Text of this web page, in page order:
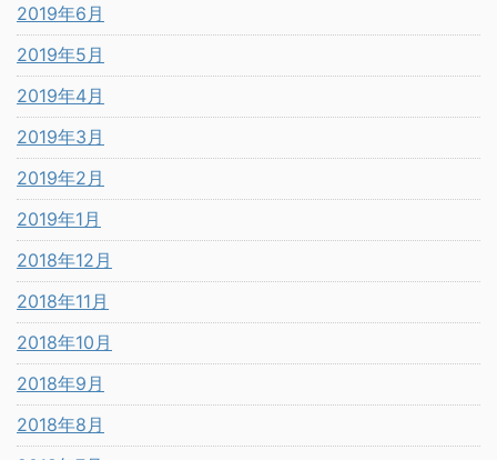
2019年6月
2019年5月
2019年4月
2019年3月
2019年2月
2019年1月
2018年12月
2018年11月
2018年10月
2018年9月
2018年8月